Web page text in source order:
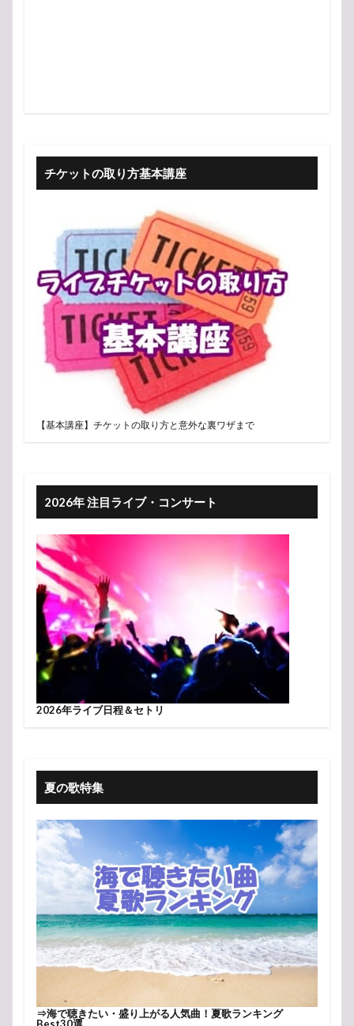
チケットの取り方基本講座
【基本講座】チケットの取り方と意外な裏ワザまで
2026年 注目ライブ・コンサート
2026年ライブ日程＆セトリ
夏の歌特集
⇒海で聴きたい・盛り上がる人気曲！夏歌ランキング